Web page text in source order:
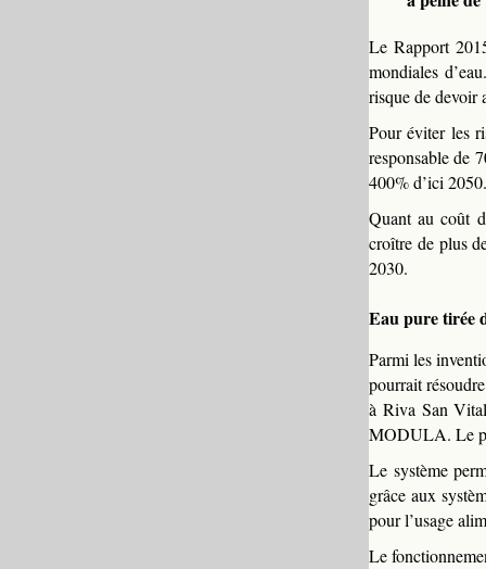
LeRapport
mondiales
risque de devoir
Pour éviter les
responsable de
400% d’ici 2050.
Quant au coût
croître de plus
2030.
Eau pure tirée
Parmi les
pourrait
à Riva San
MODULA. Le
Le système
grâce aux
pour l’usage
Le